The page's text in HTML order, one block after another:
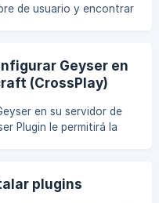
de usuario y encontrar
instrucciones. Puedes
y escribir whois
Ejemplo: whois Walson y
junto con el UUID del
Geyser en
(CrossPlay)
en su servidor de
Plugin le permitirá la
de descarga de Geyser
plugins